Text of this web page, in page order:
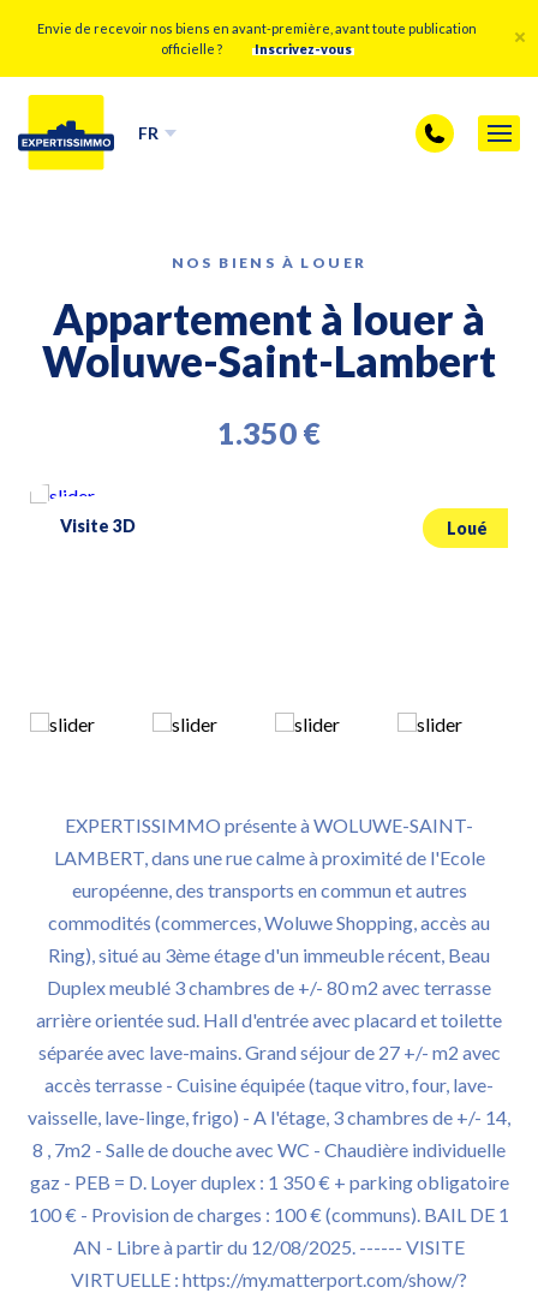
Envie de recevoir nos biens en avant-première, avant toute publication
officielle ?
Inscrivez-vous
FR
NOS BIENS À LOUER
Appartement à louer à
Woluwe-Saint-Lambert
1.350 €
Visite 3D Loué
EXPERTISSIMMO présente à WOLUWE-SAINT-
LAMBERT, dans une rue calme à proximité de l'Ecole
européenne, des transports en commun et autres
commodités (commerces, Woluwe Shopping, accès au
Ring), situé au 3ème étage d'un immeuble récent, Beau
Duplex meublé 3 chambres de +/- 80 m2 avec terrasse
arrière orientée sud. Hall d'entrée avec placard et toilette
séparée avec lave-mains. Grand séjour de 27 +/- m2 avec
accès terrasse - Cuisine équipée (taque vitro, four, lave-
vaisselle, lave-linge, frigo) - A l'étage, 3 chambres de +/- 14,
8 , 7m2 - Salle de douche avec WC - Chaudière individuelle
gaz - PEB = D. Loyer duplex : 1 350 € + parking obligatoire
100 € - Provision de charges : 100 € (communs). BAIL DE 1
AN - Libre à partir du 12/08/2025. ------ VISITE
VIRTUELLE : https://my.matterport.com/show/?